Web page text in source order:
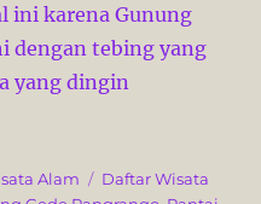
ini karena Gunung
dengan tebing yang
yang dingin
Alam
T
Daftar Wisata